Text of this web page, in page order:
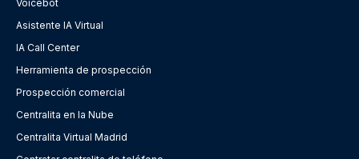
Voicebot
Asistente IA Virtual
IA Call Center
Herramienta de prospección
Prospección comercial
Centralita en la Nube
Centralita Virtual Madrid